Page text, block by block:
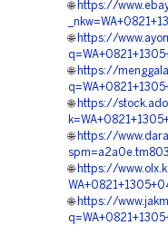
🌐 https://
🌐 https://
🌐 https://
🌐 https://
🌐 https://
🌐 https://
🌐 https://